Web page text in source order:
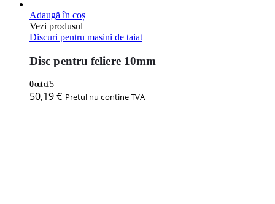
Adaugă în coș
Vezi produsul
Discuri pentru masini de taiat
Disc pentru feliere 10mm
0out of 5
50,19€ Pretul nu contine TVA